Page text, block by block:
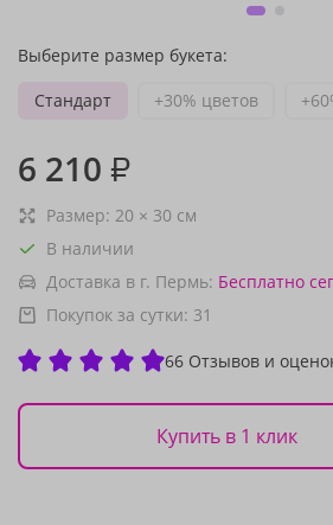
Выберите размер букета:
Стандарт
+30% цветов
6 210 ₽
Размер: 20 × 30 см
В наличии
Доставка в г. Пермь: Бесплатно
Покупок за сутки: 31
66 Отзывов и
Купить в 1 клик